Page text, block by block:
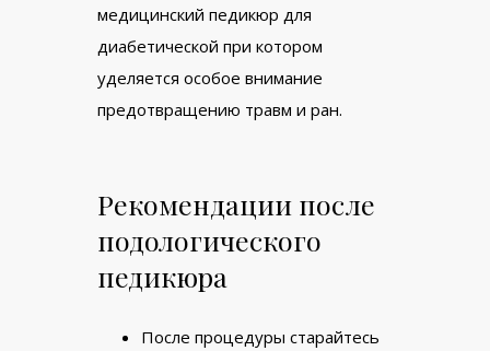
медицинский педикюр для
диабетической при котором
уделяется особое внимание
предотвращению травм и ран.
Рекомендации после
подологического
педикюра
После процедуры старайтесь